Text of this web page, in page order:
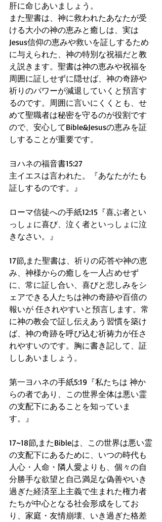
肝に命じあいましょう。
また聖書は、神に救われたあなたが受
ける大小の神の恵みと癒しは、実は
Jesus信仰の恵みや救いを証しするため
に与えられた、神の特別な祝福だと教
え説きます。聖書は神の恵みや祝福を
周囲に証しせずに隠せば、神の奇跡や
祈りのパワーが減退していくと預言す
るのです。周囲に言いにくくとも、せ
めて聖職者は秘密を守るのが役割です
ので、安心してBible&Jesusの恵みを証
しすることが重要です。
ヨハネの福音書15:27
主イエスは言われた。『あなたがたも
証しするのです。』
ローマ信徒への手紙12:15『喜ぶ者とい
っしょに喜び、泣く者といっしょに泣
きなさい。』
17節,また聖書は、祈りの応答や神の恵
み、神様からの癒しを一人占めせず
に、常に証し合い、喜びと悲しみをシ
ェアできる人たちは神の奇跡や百倍の
報いが 任されやすいと預言します。常
に神の教会で証し伝えあう習慣を築け
ば、神の奇跡を呼び込む祈祷力が任さ
れやすいのです。胸に書き記して、証
ししあいましょう。
第一ヨハネの手紙5:19『私たちは 神か
らの者であり、この世界全体は悪い霊
の支配下にあることを知っていま
す。』
17~18節,またBibleは、この世界は悪い霊
の支配下にあるために、いつの時代も
人心・人命・隣人愛よりも、個々の自
分勝手な欲望と自己満足な偽善やいき
過ぎた経済至上主義で生まれた権力者
たちが中心となる社会形成をしてお
り、家庭・友情崩壊、いき過ぎた格差